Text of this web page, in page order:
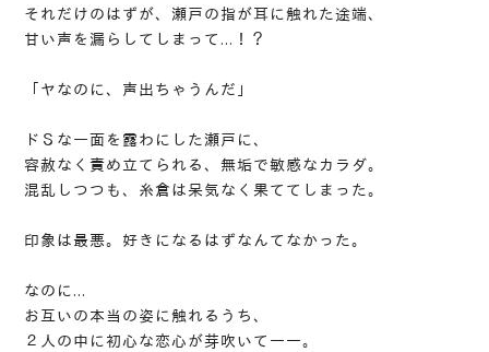
それだけのはずが、瀬戸の指が耳に触れた途端、
甘い声を漏らしてしまって…！？
「ヤなのに、声出ちゃうんだ」
ドＳな一面を露わにした瀬戸に、
容赦なく責め立てられる、無垢で敏感なカラダ。
混乱しつつも、糸倉は呆気なく果ててしまった。
印象は最悪。好きになるはずなんてなかった。
なのに…
お互いの本当の姿に触れるうち、
２人の中に初心な恋心が芽吹いて――。